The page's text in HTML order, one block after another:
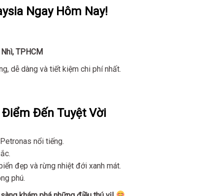
Ngay Hôm Nay!
TPHCM
dễ dàng và tiết kiệm chi phí nhất.
Đến Tuyệt Vời
nổi tiếng.
đẹp và rừng nhiệt đới xanh mát.
phú.